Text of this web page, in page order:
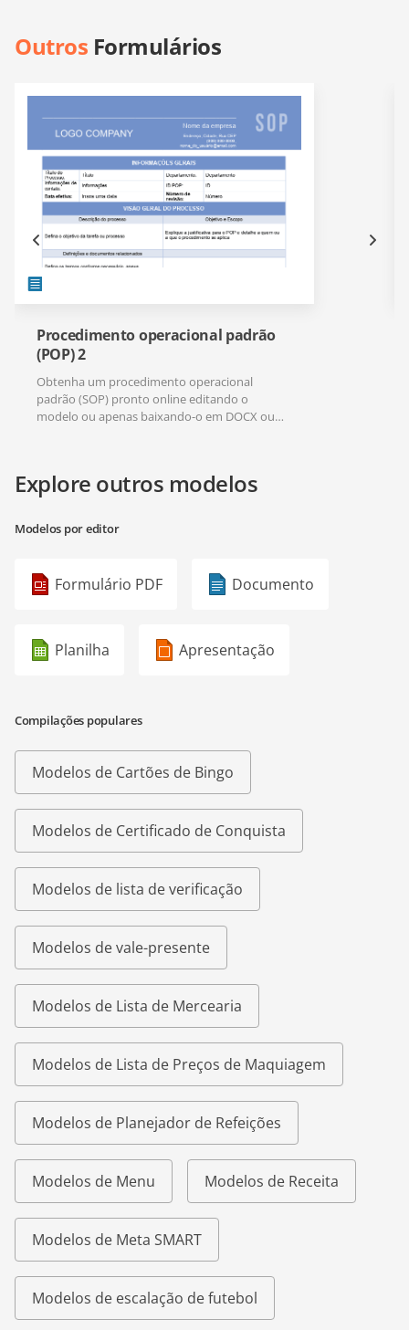
Outros Formulários
Procedimento operacional padrão
(POP) 2
Obtenha um procedimento operacional
padrão (SOP) pronto online editando o
modelo ou apenas baixando-o em DOCX ou
Explore outros modelos
Modelos por editor
Formulário PDF Documento
Planilha Apresentação
Compilações populares
Modelos de Cartões de Bingo
Modelos de Certificado de Conquista
Modelos de lista de verificação
Modelos de vale-presente
Modelos de Lista de Mercearia
Modelos de Lista de Preços de Maquiagem
Modelos de Planejador de Refeições
Modelos de Menu Modelos de Receita
Modelos de Meta SMART
Modelos de escalação de futebol